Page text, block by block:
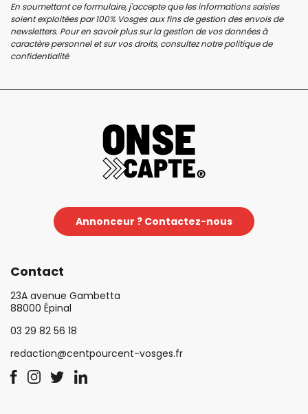
En soumettant ce formulaire, j'accepte que les informations saisies
soient exploitées par 100% Vosges aux fins de gestion des envois de
newsletters. Pour en savoir plus sur la gestion de vos données à
caractère personnel et sur vos droits, consultez notrepolitique de
confidentialité
Annonceur ? Contactez-nous
Contact
23A avenue Gambetta
88000 Épinal
03 29 82 56 18
redaction@centpourcent-vosges.fr